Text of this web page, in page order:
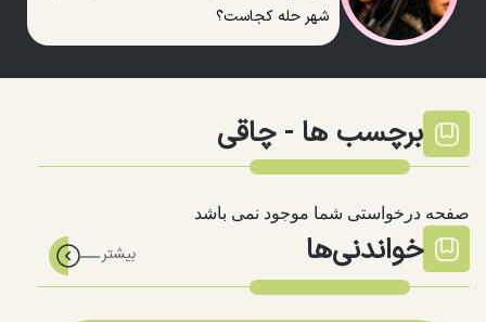
شهر حله کجاست؟
برچسب ها -چاقی
صفحه درخواستی شما موجود نمی باشد
خواندنی‌ها